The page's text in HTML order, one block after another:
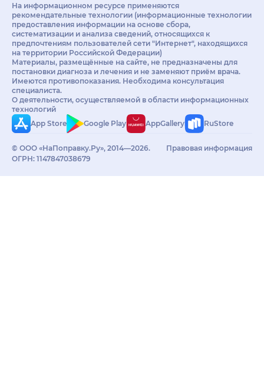
На информационном ресурсе применяются
рекомендательные технологии (информационные технологии
предоставления информации на основе сбора,
систематизации и анализа сведений, относящихся к
предпочтениям пользователей сети "Интернет", находящихся
на территории Российской Федерации)
Материалы, размещённые на сайте, не предназначены для
постановки диагноза и лечения и не заменяют приём врача.
Имеются противопоказания. Необходима консультация
специалиста.
О деятельности, осуществляемой в области информационных
технологий
App Store
Google Play AppGallery RuStore
© ООО «НаПоправку.Ру», 2014—2026.
ОГРН: 1147847038679
Правовая информация